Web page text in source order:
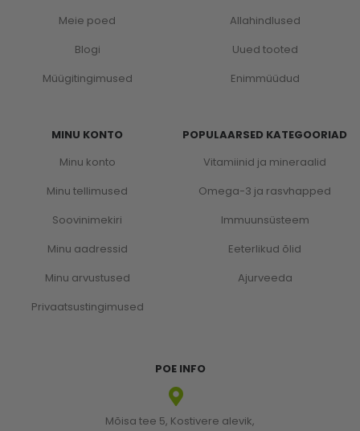
Meie poed
Blogi
Müügitingimused
MINU KONTO
Minu konto
Minu tellimused
Soovinimekiri
Minu aadressid
Minu arvustused
Privaatsustingimused
Allahindlused
Uued tooted
Enimmüüdud
POPULAARSED KATEGOORIAD
Vitamiinid ja mineraalid
Omega-3 ja rasvhapped
Immuunsüsteem
Eeterlikud õlid
Ajurveeda
POE INFO
Mõisa tee 5, Kostivere alevik,